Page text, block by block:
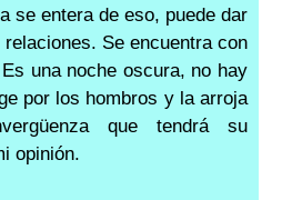
se entera de eso, puede dar
Se encuentra con
una noche oscura, no hay
por los hombros y la arroja
que tendrá su
opinión.